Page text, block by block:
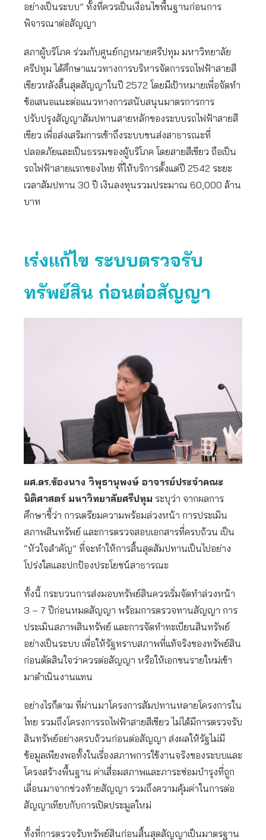
อย่างเป็นระบบ” ทั้งที่ควรเป็นเงื่อนไขพื้นฐานก่อนการ
พิจารณาต่อสัญญา
สภาผู้บริโภค ร่วมกับศูนย์กฎหมายศรีปทุม มหาวิทยาลัย
ศรีปทุม ได้ศึกษาแนวทางการบริหารจัดการรถไฟฟ้าสายสี
เขียวหลังสิ้นสุดสัญญาในปี 2572 โดยมีเป้าหมายเพื่อจัดทำ
ข้อเสนอแนะต่อแนวทางการสนับสนุนมาตรการการ
ปรับปรุงสัญญาสัมปทานสายหลักของระบบรถไฟฟ้าสายสี
เขียว เพื่อส่งเสริมการเข้าถึงระบบขนส่งสาธารณะที่
ปลอดภัยและเป็นธรรมของผู้บริโภค โดยสายสีเขียว ถือเป็น
รถไฟฟ้าสายแรกของไทย ที่ให้บริการตั้งแต่ปี 2542 ระยะ
เวลาสัมปทาน 30 ปี เงินลงทุนรวมประมาณ 60,000 ล้าน
บาท
เร่งแก้ไข ระบบตรวจรับ
ทรัพย์สิน ก่อนต่อสัญญา
ผศ.ดร.ช้องนาง วิพุธานุพงษ์ อาจารย์ประจำคณะ
นิติศาสตร์ มหาวิทยาลัยศรีปทุม ระบุว่า จากผลการ
ศึกษาชี้ว่า การเตรียมความพร้อมล่วงหน้า การประเมิน
สภาพสินทรัพย์ และการตรวจสอบเอกสารที่ครบถ้วน เป็น
“หัวใจสำคัญ” ที่จะทำให้การสิ้นสุดสัมปทานเป็นไปอย่าง
โปร่งใสและปกป้องประโยชน์สาธารณะ
ทั้งนี้ กระบวนการส่งมอบทรัพย์สินควรเริ่มจัดทำล่วงหน้า
3 – 7 ปีก่อนหมดสัญญา พร้อมการตรวจทานสัญญา การ
ประเมินสภาพสินทรัพย์ และการจัดทำทะเบียนสินทรัพย์
อย่างเป็นระบบ เพื่อให้รัฐทราบสภาพที่แท้จริงของทรัพย์สิน
ก่อนตัดสินใจว่าควรต่อสัญญา หรือให้เอกชนรายใหม่เข้า
มาดำเนินงานแทน
อย่างไรก็ตาม ที่ผ่านมาโครงการสัมปทานหลายโครงการใน
ไทย รวมถึงโครงการรถไฟฟ้าสายสีเขียว ไม่ได้มีการตรวจรับ
สินทรัพย์อย่างครบถ้วนก่อนต่อสัญญา ส่งผลให้รัฐไม่มี
ข้อมูลเพียงพอทั้งในเรื่องสภาพการใช้งานจริงของระบบและ
โครงสร้างพื้นฐาน ค่าเสื่อมสภาพและภาระซ่อมบำรุงที่ถูก
เลื่อนมาจากช่วงท้ายสัญญา รวมถึงความคุ้มค่าในการต่อ
สัญญาเทียบกับการเปิดประมูลใหม่
ทั้งที่การตรวจรับทรัพย์สินก่อนสิ้นสุดสัญญาเป็นมาตรฐาน